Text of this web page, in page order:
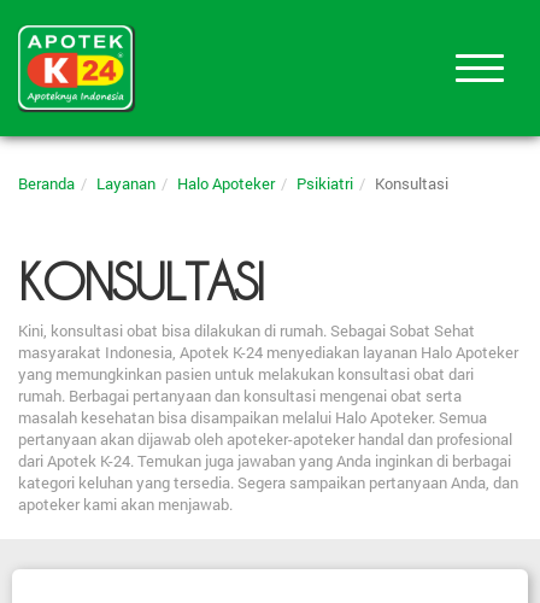
Beranda Layanan Halo Apoteker Psikiatri Konsultasi
KONSULTASI
Kini, konsultasi obat bisa dilakukan di rumah. Sebagai Sobat Sehat
masyarakat Indonesia, Apotek K-24 menyediakan layanan Halo Apoteker
yang memungkinkan pasien untuk melakukan konsultasi obat dari
rumah. Berbagai pertanyaan dan konsultasi mengenai obat serta
masalah kesehatan bisa disampaikan melalui Halo Apoteker. Semua
pertanyaan akan dijawab oleh apoteker-apoteker handal dan profesional
dari Apotek K-24. Temukan juga jawaban yang Anda inginkan di berbagai
kategori keluhan yang tersedia. Segera sampaikan pertanyaan Anda, dan
apoteker kami akan menjawab.